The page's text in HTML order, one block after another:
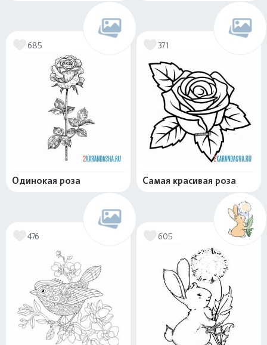
685
Одинокая роза
371
Самая красивая роза
476 605